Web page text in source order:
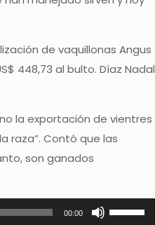
de vaquillonas Angus
448,73 al bulto. Díaz Nadal
la exportación de vientres
raza”. Contó que las
son ganados
00:00
Utiliza